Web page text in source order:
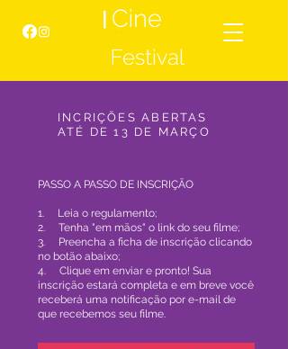
INCRIÇÕES ABERTAS
ATÉ DE 13 DE MARÇO
PASSO A PASSO DE INSCRIÇÃO
1. Leia o regulamento;
2. Tenha "em mãos" o link do seu filme;
3. Preencha a ficha de inscrição clicando
no botão abaixo;
4. Clique em enviar e pronto! Sua
inscrição estará completa e em breve você
receberá uma notificação por e-mail de
que recebemos seu filme.